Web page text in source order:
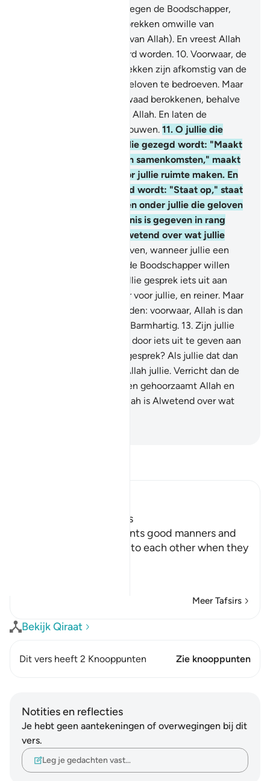
Manners for Assemblies
Allah teaches His servants good manners and
orders them to be kind to each other when they
Meer Tafsirs
Bekijk Qiraat
Dit vers heeft 2 Knooppunten Zie knooppunten
vijandigheid en opstand tegen de Boodschapper,
maar voert geheime gesprekken omwille van
goedheid en het vrezen (van Allah). En vreest Allah
tot Wie jullie teruggekeerd worden. 10. Voorwaar, de
(slechte) geheime gesprekken zijn afkomstig van de
Satan, om degenen die geloven te bedroeven. Maar
hij kan hen geen enkel kwaad berokkenen, behalve
met de toestemming van Allah. En laten de
gelovigen dan Allah vertrouwen. 11. O jullie die
geloven, wanneer tot jullie gezegd wordt: "Maakt
ruimte in de plaatsen van samenkomsten," maakt
dan ruimte; Allah zal voor jullie ruimte maken. En
wanneer tot jullie gezegd wordt: "Staat op," staat
dan op; Allah zal degenen onder jullie die geloven
en degenen aan wie kennis is gegeven in rang
verheffen. En Allah is Alwetend over wat jullie
O jullie die geloven, wanneer jullie een
persoonlijk gesprek met de Boodschapper willen
voeren, geeft dan vóór jullie gesprek iets uit aan
liefdadigheid. Dat is beter voor jullie, en reiner. Maar
als jullie niets kunnen vinden: voorwaar, Allah is dan
Vergevensgezind, Meest Barmhartig. 13. Zijn jullie
bevreesd voor (armoede) door iets uit te geven aan
liefdadigheid, vóór jullie gesprek? Als jullie dat dan
niet doen, dan vergeeft Allah jullie. Verricht dan de
shalât en geeft de zakât en gehoorzaamt Allah en
Zijn Boodschapper. En Allah is Alwetend over wat
Notities en reflecties
Je hebt geen aantekeningen of overwegingen bij dit
vers.
Leg je gedachten vast…